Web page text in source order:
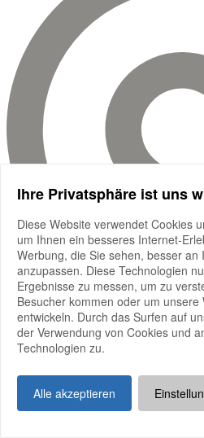
Ihre Privatsphäre ist uns
Diese Website verwendet Cookies
um Ihnen ein besseres Internet-
Werbung, die Sie sehen, besser an
anzupassen. Diese Technologien
Ergebnisse zu messen, um zu
Besucher kommen oder um unsere
entwickeln. Durch das Surfen auf
der Verwendung von Cookies und
Technologien zu.
Alle akzeptieren